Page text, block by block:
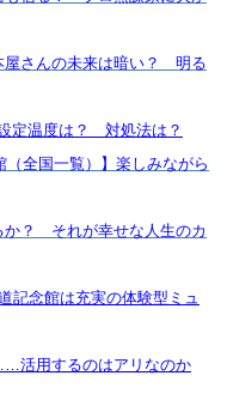
屋さんの未来は暗い？ 明る
定温度は？ 対処法は？
（全国一覧）】楽しみながら
か？ それが幸せな人生のカ
記念館は充実の体験型ミュ
活用するのはアリなのか